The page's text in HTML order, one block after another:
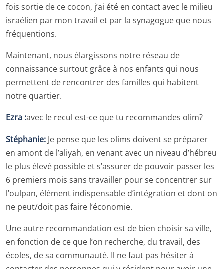
fois sortie de ce cocon, j’ai été en contact avec le milieu
israélien par mon travail et par la synagogue que nous
fréquentions.
Maintenant, nous élargissons notre réseau de
connaissance surtout grâce à nos enfants qui nous
permettent de rencontrer des familles qui habitent
notre quartier.
Ezra :avec le recul est-ce que tu recommandes olim?
Stéphanie: Je pense que les olims doivent se préparer
en amont de l’aliyah, en venant avec un niveau d’hébreu
le plus élevé possible et s’assurer de pouvoir passer les
6 premiers mois sans travailler pour se concentrer sur
l’oulpan, élément indispensable d’intégration et dont on
ne peut/doit pas faire l’économie.
Une autre recommandation est de bien choisir sa ville,
en fonction de ce que l’on recherche, du travail, des
écoles, de sa communauté. Il ne faut pas hésiter à